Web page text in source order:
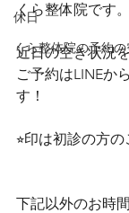
休日
くら整体院の予約
くら整体院です。
近日の空き状況
ご予約はLINEか
す！
⭐︎印は初診の方
下記以外のお時